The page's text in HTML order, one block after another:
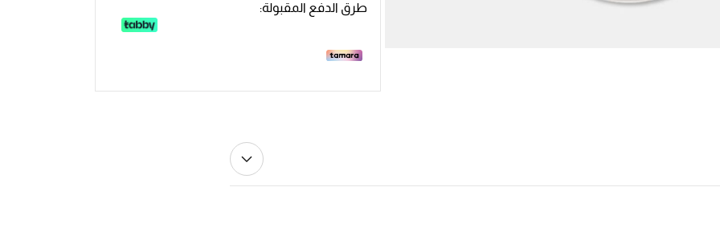
طرق الدفع المقبولة: